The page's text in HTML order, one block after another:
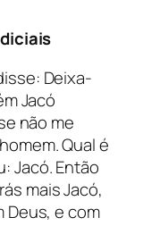
Deixa-
Jacó
não me
Qual é
Jacó. Então
mais Jacó,
Deus, e com